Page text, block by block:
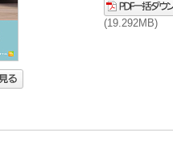
(19.292MB)